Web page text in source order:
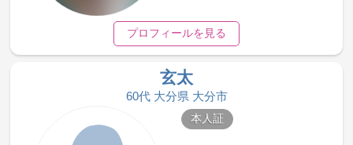
プロフィールを見る
玄太
60代 大分県 大分市
本人証